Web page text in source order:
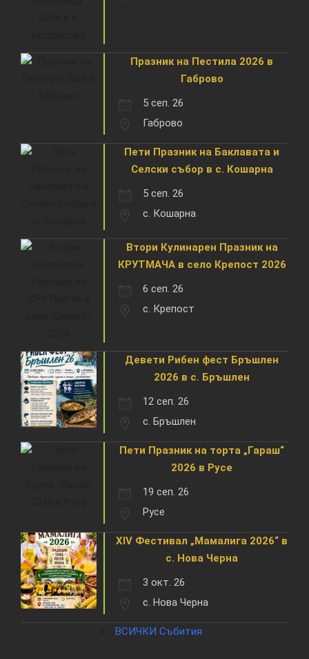
Празник на Пестила 2026 в
Габрово
5 сеп. 26
Габрово
Пети Празник на Баклавата и
Селски събор в с. Кошарна
5 сеп. 26
с. Кошарна
Втори Кулинарен Празник на
КРУТМАЧА в село Крепост 2026
6 сеп. 26
с. Крепост
Девети Рибен фест Бръшлен
2026 в с. Бръшлен
12 сеп. 26
с. Бръшлен
Пети Празник на торта „Гараш“
2026 в Русе
19 сеп. 26
Русе
XIV Фестивал „Мамалига 2026“ в
с. Нова Черна
3 окт. 26
с. Нова Черна
ВСИЧКИ Събития